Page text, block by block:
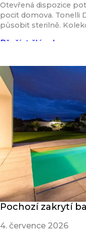
Otevřená dispozice
pocit domova. Tonelli
působit sterilně.
Přečíst článek
Pochozí zakrytí
4. července 2026